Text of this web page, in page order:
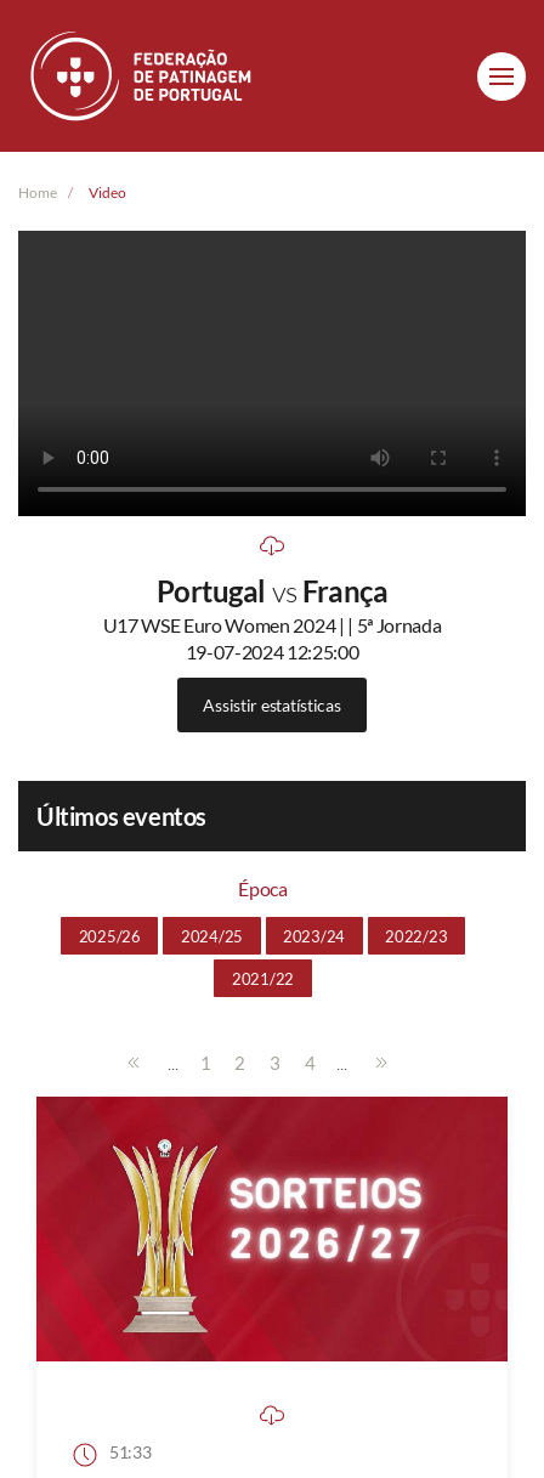
Skip to main content
Home Video
Portugal vs França
U17 WSE Euro Women 2024 | | 5ª Jornada
19-07-2024 12:25:00
Assistir estatísticas
Últimos eventos
Época
2025/26 2024/25 2023/24 2022/23
2021/22
... 1 2 3 4 ...
51:33